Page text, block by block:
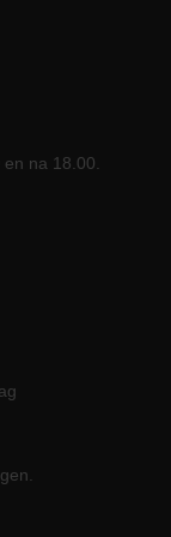
we aan om de
je niet alleen
SKAL-
van onze
BBQ-worsten bij
geniet van het
winkel in
na 18.00.